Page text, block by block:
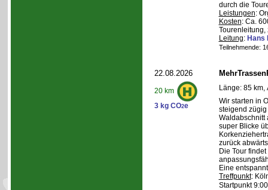
durch die
Leistungen:
Kosten: Ca.
Tourenleitung,
Leitung: Hans
Teilnehmende:
22.08.2026
20 km
3 kg CO2e
Länge: 85 km,
Wir starten in
steigend
Waldabschnitt
super Blicke
zurück
Die Tour
Eine
Treffpunkt:
Startpunkt